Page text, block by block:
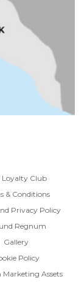
Loyalty Club
& Conditions
Privacy Policy
Regnum
Gallery
Policy
Marketing Assets